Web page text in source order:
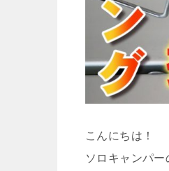
こんにちは！
ソロキャンパー